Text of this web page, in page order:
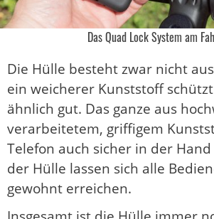
Das Quad Lock System am
Die Hülle besteht zwar nicht
ein weicherer Kunststoff
ähnlich gut. Das ganze aus
verarbeitetem, griffigem
Telefon auch sicher in der
der Hülle lassen sich alle
gewohnt erreichen.